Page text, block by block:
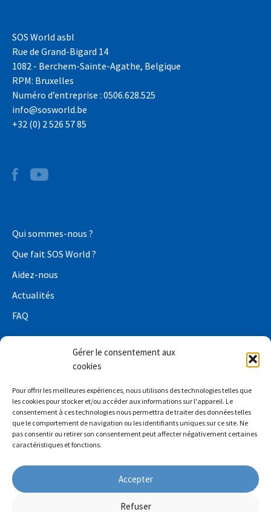
Gérer le consentement aux
cookies
Pour offrir les meilleures expériences, nous utilisons des technologies telles que
les cookies pour stocker et/ou accéder aux informations sur l'appareil. Le
consentement à ces technologies nous permettra de traiter des données telles
que le comportement de navigation ou les identifiants uniques sur ce site. Ne
pas consentir ou retirer son consentement peut affecter négativement certaines
caractéristiques et fonctions.
Accepter
Refuser
SOS World asbl
Rue de Grand-Bigard 14
1082 - Berchem-Sainte-Agathe, Belgique
RPM: Bruxelles
Numéro d’entreprise : 0506.628.525
info@sosworld.be
+32 (0) 2 526 57 85
Qui sommes-nous ?
Que fait SOS World ?
Aidez-nous
Actualités
FAQ
Déclaration de confidentialité relative à la collecte de
fonds
Politique relative aux cookies (UE)